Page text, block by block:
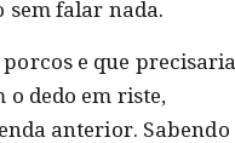
sem falar nada.
e que
o dedo em riste,
anterior. Sabendo